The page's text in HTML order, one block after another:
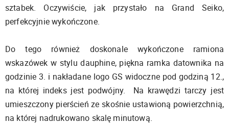
sztabek. Oczywiście, jak przystało na Grand Seiko,
perfekcyjnie wykończone.
Do tego również doskonale wykończone ramiona
wskazówek w stylu dauphine, piękna ramka datownika na
godzinie 3. i nakładane logo GS widoczne pod godziną 12.,
na której indeks jest podwójny. Na krawędzi tarczy jest
umieszczony pierścień ze skośnie ustawioną powierzchnią,
na której nadrukowano skalę minutową.